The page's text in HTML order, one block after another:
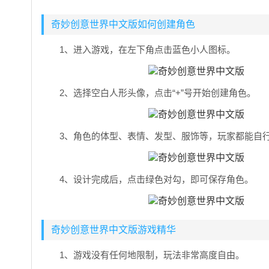
奇妙创意世界中文版如何创建角色
1、进入游戏，在左下角点击蓝色小人图标。
2、选择空白人形头像，点击“+”号开始创建角色。
3、角色的体型、表情、发型、服饰等，玩家都能自
4、设计完成后，点击绿色对勾，即可保存角色。
奇妙创意世界中文版游戏精华
1、游戏没有任何地限制，玩法非常高度自由。